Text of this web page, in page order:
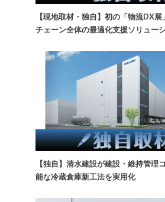
【現地取材・独自】初の「物流DX
チェーン全体の最適化支援ソリュー
【独自】清水建設が建設・維持管理
能な冷蔵倉庫新工法を実用化